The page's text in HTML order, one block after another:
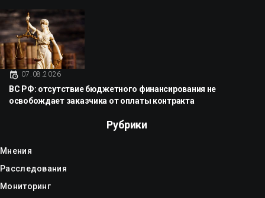
07.08.2026
ВС РФ: отсутствие бюджетного финансирования не
освобождает заказчика от оплаты контракта
Рубрики
Мнения
Расследования
Мониторинг